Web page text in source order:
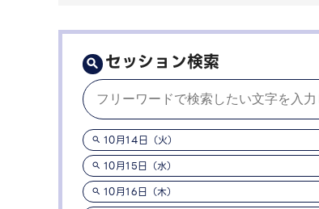
セッション検索
10月14日（火）
10月15日（水）
10月16日（木）